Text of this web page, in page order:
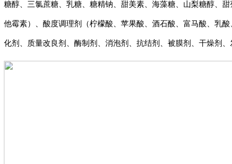
糖醇、三氯蔗糖、乳糖、糖精钠、甜美素、海藻糖、山梨糖醇、
他霉素）、酸度调理剂（柠檬酸、苹果酸、酒石酸、富马酸、乳
化剂、质量改良剂、酶制剂、消泡剂、抗结剂、被膜剂、干燥剂、